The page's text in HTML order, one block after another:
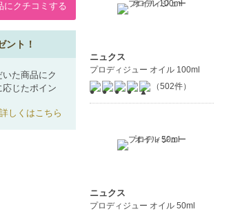
にクチコミする
ント！
た商品にク
じたポイン
詳しくはこちら
ニュクス
プロディジュー オイル 100ml
（502件）
ニュクス
プロディジュー オイル 50ml